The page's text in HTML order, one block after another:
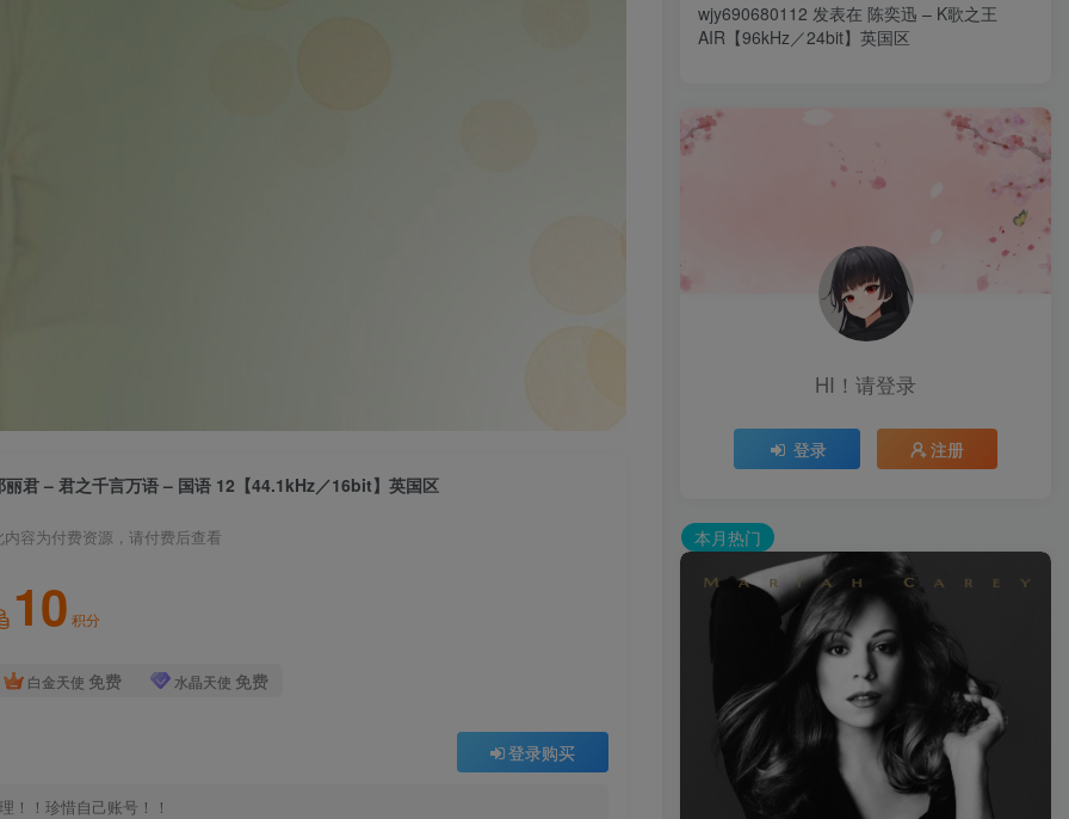
丽君 – 君之千言万语 – 国语 12【44.1kHz／16bit】英国区
内容为付费资源，请付费后查看
10 积分
白金天使 免费 水晶天使 免费
登录购买
！！珍惜自己账号！！
wjy690680112 发表在 陈奕迅 – K歌之王
AIR【96kHz／24bit】英国区
HI！请登录
登录 注册
本月热门